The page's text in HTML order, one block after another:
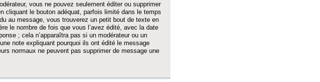
vous ne pouvez seulement éditer ou supprimer
cliquant le bouton adéquat, parfois limité dans le temps
au message, vous trouverez un petit bout de texte en
le nombre de fois que vous l’avez édité, avec la date
; cela n’apparaîtra pas si un modérateur ou un
note expliquant pourquoi ils ont édité le message
normaux ne peuvent pas supprimer de message une